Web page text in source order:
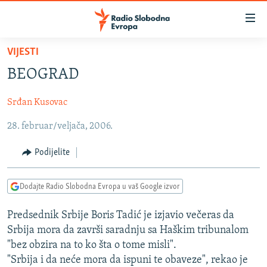
Pređite
glavni
Pređite
na
navigaciju
Pređite
na
pretragu
SRBIJA
KOSOVO
CRNA GORA
VIZUELNO
VIDEO
FOTOGALERIJE
INFOGRAFIKE
PODCASTI
RAT U UKRAJINI
KINA NA BALKANU
RSE PRIČE IZ SVIJETA
VIJESTI
BEOGRAD
Srđan Kusovac
28. februar/veljača, 2006.
Podijelite
Dodajte Radio Slobodna Evropa u vaš Google izvor
Predsednik Srbije Boris Tadić je izjavio večeras da
Srbija mora da završi saradnju sa Haškim tribunalom
"bez obzira na to ko šta o tome misli".
"Srbija i da neće mora da ispuni te obaveze", rekao je